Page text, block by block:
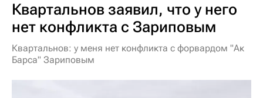
Квартальнов заявил, что у него
нет конфликта с Зариповым
Квартальнов: у меня нет конфликта с форвардом "Ак
Барса" Зариповым